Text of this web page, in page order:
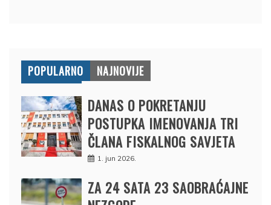
POPULARNO NAJNOVIJE
DANAS O POKRETANJU
POSTUPKA IMENOVANJA TRI
ČLANA FISKALNOG SAVJETA
1. jun 2026.
ZA 24 SATA 23 SAOBRAĆAJNE